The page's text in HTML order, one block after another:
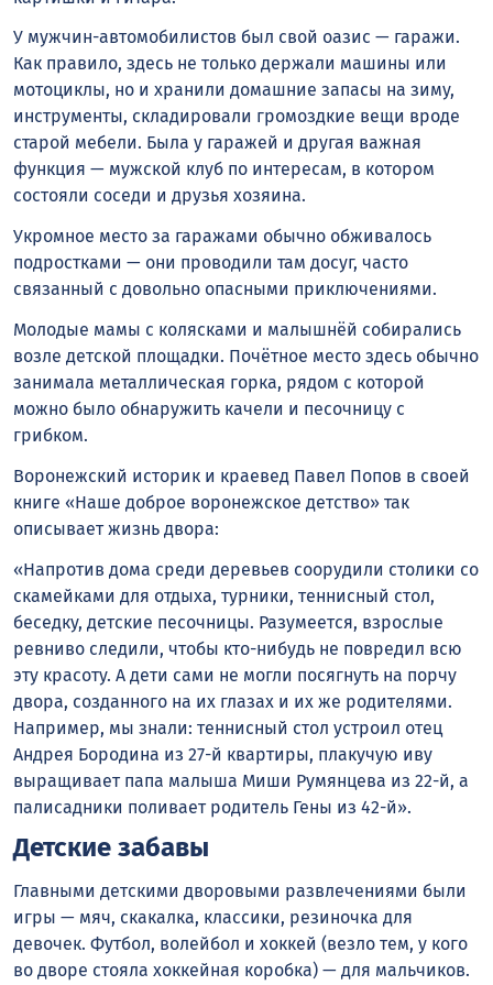
У мужчин-автомобилистов был свой оазис — гаражи.
Как правило, здесь не только держали машины или
мотоциклы, но и хранили домашние запасы на зиму,
инструменты, складировали громоздкие вещи вроде
старой мебели. Была у гаражей и другая важная
функция — мужской клуб по интересам, в котором
состояли соседи и друзья хозяина.
Укромное место за гаражами обычно обживалось
подростками — они проводили там досуг, часто
связанный с довольно опасными приключениями.
Молодые мамы с колясками и малышнёй собирались
возле детской площадки. Почётное место здесь обычно
занимала металлическая горка, рядом с которой
можно было обнаружить качели и песочницу с
грибком.
Воронежский историк и краевед Павел Попов в своей
книге «Наше доброе воронежское детство» так
описывает жизнь двора:
«Напротив дома среди деревьев соорудили столики со
скамейками для отдыха, турники, теннисный стол,
беседку, детские песочницы. Разумеется, взрослые
ревниво следили, чтобы кто-нибудь не повредил всю
эту красоту. А дети сами не могли посягнуть на порчу
двора, созданного на их глазах и их же родителями.
Например, мы знали: теннисный стол устроил отец
Андрея Бородина из 27-й квартиры, плакучую иву
выращивает папа малыша Миши Румянцева из 22-й, а
палисадники поливает родитель Гены из 42-й».
Детские забавы
Главными детскими дворовыми развлечениями были
игры — мяч, скакалка, классики, резиночка для
девочек. Футбол, волейбол и хоккей (везло тем, у кого
во дворе стояла хоккейная коробка) — для мальчиков.